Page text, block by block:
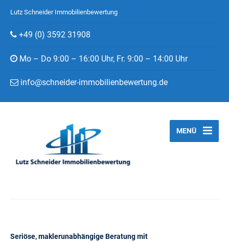
Lutz Schneider Immobilienbewertung
+49 (0) 3592 31908
Mo – Do 9:00 – 16:00 Uhr, Fr. 9:00 – 14:00 Uhr
info@schneider-immobilienbewertung.de
Seriöse, maklerunabhängige Beratung mit
MENÜ